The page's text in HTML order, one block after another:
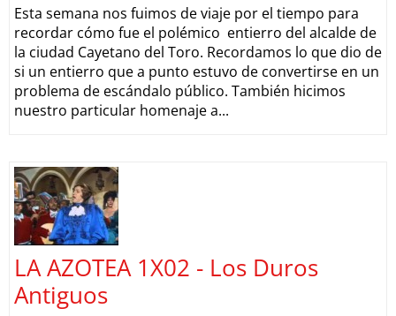
Esta semana nos fuimos de viaje por el tiempo para
recordar cómo fue el polémico entierro del alcalde de
la ciudad Cayetano del Toro. Recordamos lo que dio de
si un entierro que a punto estuvo de convertirse en un
problema de escándalo público. También hicimos
nuestro particular homenaje a...
LA AZOTEA 1X02 - Los Duros
Antiguos